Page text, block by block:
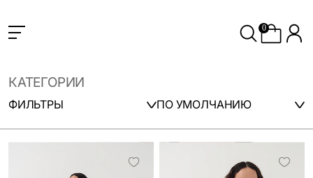
0
КАТЕГОРИИ
ФИЛЬТРЫ